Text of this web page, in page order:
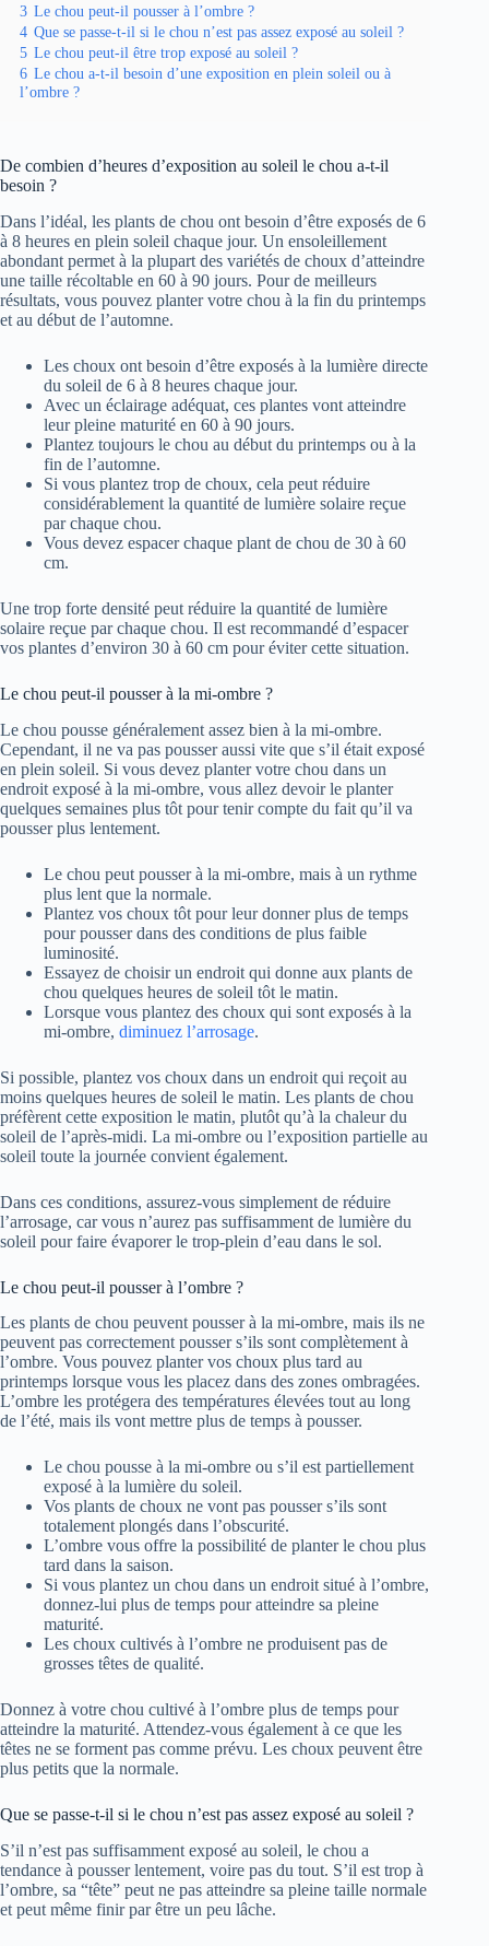
3 Le chou peut-il pousser à l’ombre ?
4 Que se passe-t-il si le chou n’est pas assez exposé au soleil ?
5 Le chou peut-il être trop exposé au soleil ?
6 Le chou a-t-il besoin d’une exposition en plein soleil ou à
l’ombre ?
De combien d’heures d’exposition au soleil le chou a-t-il
besoin ?
Dans l’idéal, les plants de chou ont besoin d’être exposés de 6
à 8 heures en plein soleil chaque jour. Un ensoleillement
abondant permet à la plupart des variétés de choux d’atteindre
une taille récoltable en 60 à 90 jours. Pour de meilleurs
résultats, vous pouvez planter votre chou à la fin du printemps
et au début de l’automne.
Les choux ont besoin d’être exposés à la lumière directe
du soleil de 6 à 8 heures chaque jour.
Avec un éclairage adéquat, ces plantes vont atteindre
leur pleine maturité en 60 à 90 jours.
Plantez toujours le chou au début du printemps ou à la
fin de l’automne.
Si vous plantez trop de choux, cela peut réduire
considérablement la quantité de lumière solaire reçue
par chaque chou.
Vous devez espacer chaque plant de chou de 30 à 60
cm.
Une trop forte densité peut réduire la quantité de lumière
solaire reçue par chaque chou. Il est recommandé d’espacer
vos plantes d’environ 30 à 60 cm pour éviter cette situation.
Le chou peut-il pousser à la mi-ombre ?
Le chou pousse généralement assez bien à la mi-ombre.
Cependant, il ne va pas pousser aussi vite que s’il était exposé
en plein soleil. Si vous devez planter votre chou dans un
endroit exposé à la mi-ombre, vous allez devoir le planter
quelques semaines plus tôt pour tenir compte du fait qu’il va
pousser plus lentement.
Le chou peut pousser à la mi-ombre, mais à un rythme
plus lent que la normale.
Plantez vos choux tôt pour leur donner plus de temps
pour pousser dans des conditions de plus faible
luminosité.
Essayez de choisir un endroit qui donne aux plants de
chou quelques heures de soleil tôt le matin.
Lorsque vous plantez des choux qui sont exposés à la
mi-ombre, diminuez l’arrosage.
Si possible, plantez vos choux dans un endroit qui reçoit au
moins quelques heures de soleil le matin. Les plants de chou
préfèrent cette exposition le matin, plutôt qu’à la chaleur du
soleil de l’après-midi. La mi-ombre ou l’exposition partielle au
soleil toute la journée convient également.
Dans ces conditions, assurez-vous simplement de réduire
l’arrosage, car vous n’aurez pas suffisamment de lumière du
soleil pour faire évaporer le trop-plein d’eau dans le sol.
Le chou peut-il pousser à l’ombre ?
Les plants de chou peuvent pousser à la mi-ombre, mais ils ne
peuvent pas correctement pousser s’ils sont complètement à
l’ombre. Vous pouvez planter vos choux plus tard au
printemps lorsque vous les placez dans des zones ombragées.
L’ombre les protégera des températures élevées tout au long
de l’été, mais ils vont mettre plus de temps à pousser.
Le chou pousse à la mi-ombre ou s’il est partiellement
exposé à la lumière du soleil.
Vos plants de choux ne vont pas pousser s’ils sont
totalement plongés dans l’obscurité.
L’ombre vous offre la possibilité de planter le chou plus
tard dans la saison.
Si vous plantez un chou dans un endroit situé à l’ombre,
donnez-lui plus de temps pour atteindre sa pleine
maturité.
Les choux cultivés à l’ombre ne produisent pas de
grosses têtes de qualité.
Donnez à votre chou cultivé à l’ombre plus de temps pour
atteindre la maturité. Attendez-vous également à ce que les
têtes ne se forment pas comme prévu. Les choux peuvent être
plus petits que la normale.
Que se passe-t-il si le chou n’est pas assez exposé au soleil ?
S’il n’est pas suffisamment exposé au soleil, le chou a
tendance à pousser lentement, voire pas du tout. S’il est trop à
l’ombre, sa “tête” peut ne pas atteindre sa pleine taille normale
et peut même finir par être un peu lâche.